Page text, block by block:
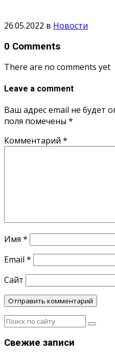
26.05.2022 в Новости
0 Comments
There are no comments yet
Leave a comment
Ваш адрес email не будет
поля помечены *
Комментарий *
Имя *
Email *
Сайт
Свежие записи